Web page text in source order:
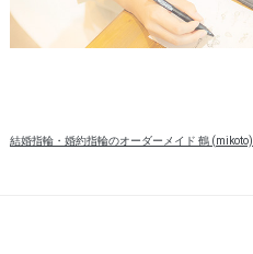
結婚指輪・婚約指輪のオーダーメイド 鶴 (mikoto)